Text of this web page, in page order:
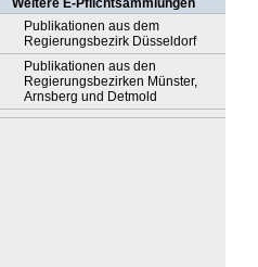
Weitere E-Pflichtsammlungen
Publikationen aus dem
Regierungsbezirk Düsseldorf
Publikationen aus den
Regierungsbezirken Münster,
Arnsberg und Detmold